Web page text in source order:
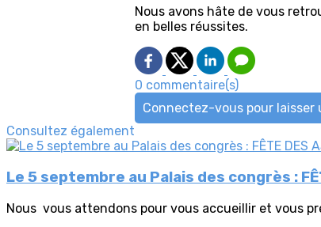
Nous avons hâte de vous
en belles réussites.
0 commentaire(s)
Connectez-vous pour laisser
Consultez également
Le 5 septembre au Palais des congrès :
Nous vous attendons pour vous accueillir et vous